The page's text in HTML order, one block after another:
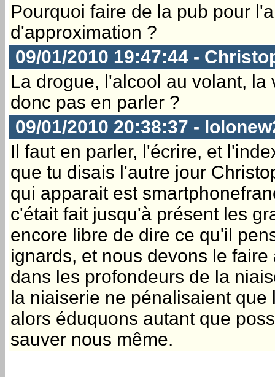
Pourquoi faire de la pub pour
d'approximation ?
09/01/2010 19:47:44 -
La drogue, l'alcool au volant,
donc pas en parler ?
09/01/2010 20:38:37 -
Il faut en parler, l'écrire, et
que tu disais l'autre jour
qui apparait est
c'était fait jusqu'à présent les
encore libre de dire ce qu'il
ignards, et nous devons le
dans les profondeurs de la
la niaiserie ne pénalisaient
alors éduquons autant que
sauver nous même.